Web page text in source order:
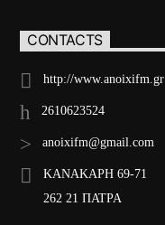
CONTACTS
http://www.anoixifm.gr
2610623524
anoixifm@gmail.com
ΚΑΝΑΚΑΡΗ 69-71
262 21 ΠΑΤΡΑ